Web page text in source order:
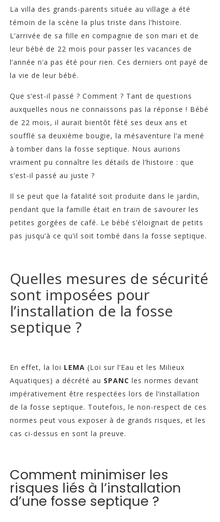
La villa des grands-parents située au village a été
témoin de la scène la plus triste dans l’histoire.
L’arrivée de sa fille en compagnie de son mari et de
leur bébé de 22 mois pour passer les vacances de
l’année n’a pas été pour rien. Ces derniers ont payé de
la vie de leur bébé.
Que s’est-il passé ? Comment ? Tant de questions
auxquelles nous ne connaissons pas la réponse ! Bébé
de 22 mois, il aurait bientôt fêté ses deux ans et
soufflé sa deuxième bougie, la mésaventure l’a mené
à tomber dans la fosse septique. Nous aurions
vraiment pu connaître les détails de l’histoire : que
s’est-il passé au juste ?
Il se peut que la fatalité soit produite dans le jardin,
pendant que la famille était en train de savourer les
petites gorgées de café. Le bébé s’éloignait de petits
pas jusqu’à ce qu’il soit tombé dans la fosse septique.
Quelles mesures de sécurité
sont imposées pour
l’installation de la fosse
septique ?
En effet, la loi LEMA (Loi sur l’Eau et les Milieux
Aquatiques) a décrété au SPANC les normes devant
impérativement être respectées lors de l’installation
de la fosse septique. Toutefois, le non-respect de ces
normes peut vous exposer à de grands risques, et les
cas ci-dessus en sont la preuve.
Comment minimiser les
risques liés à l’installation
d’une fosse septique ?